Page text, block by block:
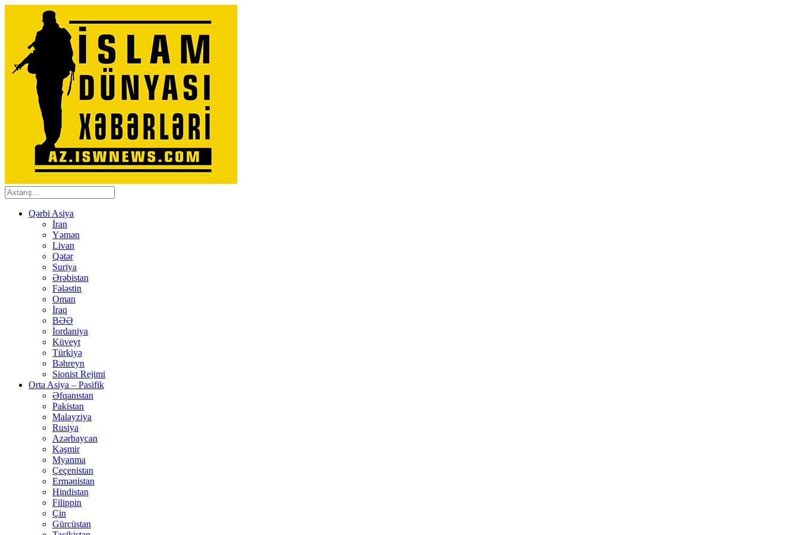
Qərbi Asiya
İran
Yəmən
Livan
Qətər
Suriya
Ərəbistan
Fələstin
Oman
İraq
BƏƏ
İordaniya
Küveyt
Türkiyə
Bəhreyn
Sionist Rejimi
Orta Asiya – Pasifik
Əfqanıstan
Pakistan
Malayziya
Rusiya
Azərbaycan
Kəşmir
Myanma
Çeçenistan
Ermənistan
Hindistan
Filippin
Çin
Gürcüstan